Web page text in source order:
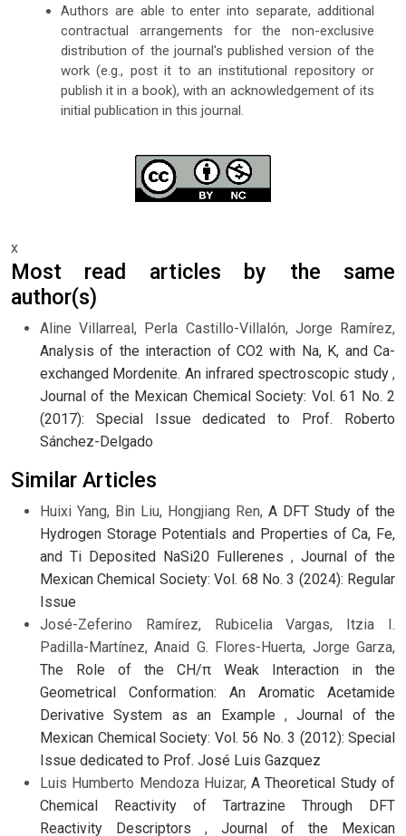
Authors are able to enter into separate, additional
contractual arrangements for the non-exclusive
distribution of the journal's published version of the
work (e.g., post it to an institutional repository or
publish it in a book), with an acknowledgement of its
initial publication in this journal.
x
Most read articles by the same
author(s)
Aline Villarreal, Perla Castillo-Villalón, Jorge Ramírez,
Analysis of the interaction of CO2 with Na, K, and Ca-
exchanged Mordenite. An infrared spectroscopic study ,
Journal of the Mexican Chemical Society: Vol. 61 No. 2
(2017): Special Issue dedicated to Prof. Roberto
Sánchez-Delgado
Similar Articles
Huixi Yang, Bin Liu, Hongjiang Ren, A DFT Study of the
Hydrogen Storage Potentials and Properties of Ca, Fe,
and Ti Deposited NaSi20 Fullerenes , Journal of the
Mexican Chemical Society: Vol. 68 No. 3 (2024): Regular
Issue
José-Zeferino Ramírez, Rubicelia Vargas, Itzia I.
Padilla-Martínez, Anaid G. Flores-Huerta, Jorge Garza,
The Role of the CH/π Weak Interaction in the
Geometrical Conformation: An Aromatic Acetamide
Derivative System as an Example ,Journal of the
Mexican Chemical Society: Vol. 56 No. 3 (2012): Special
Issue dedicated to Prof. José Luis Gazquez
Luis Humberto Mendoza Huizar,A Theoretical Study of
Chemical Reactivity of Tartrazine Through DFT
Reactivity Descriptors , Journal of the Mexican